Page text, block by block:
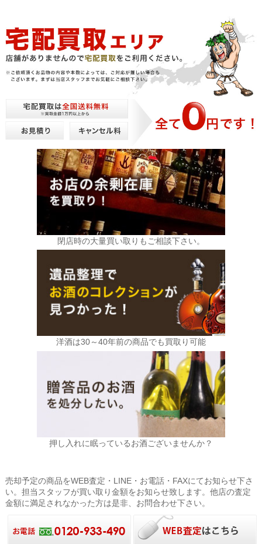
閉店時の大量買い取りもご相談下さい。
洋酒は30～40年前の商品でも買取り可能
押し入れに眠っているお酒ございませんか？
売却予定の商品をWEB査定・LINE・お電話・FAXにてお知らせ下さ
い。担当スタッフが買い取り金額をお知らせ致します。他店の査定
金額に満足されなかった方は是非、お問合わせ下さい。